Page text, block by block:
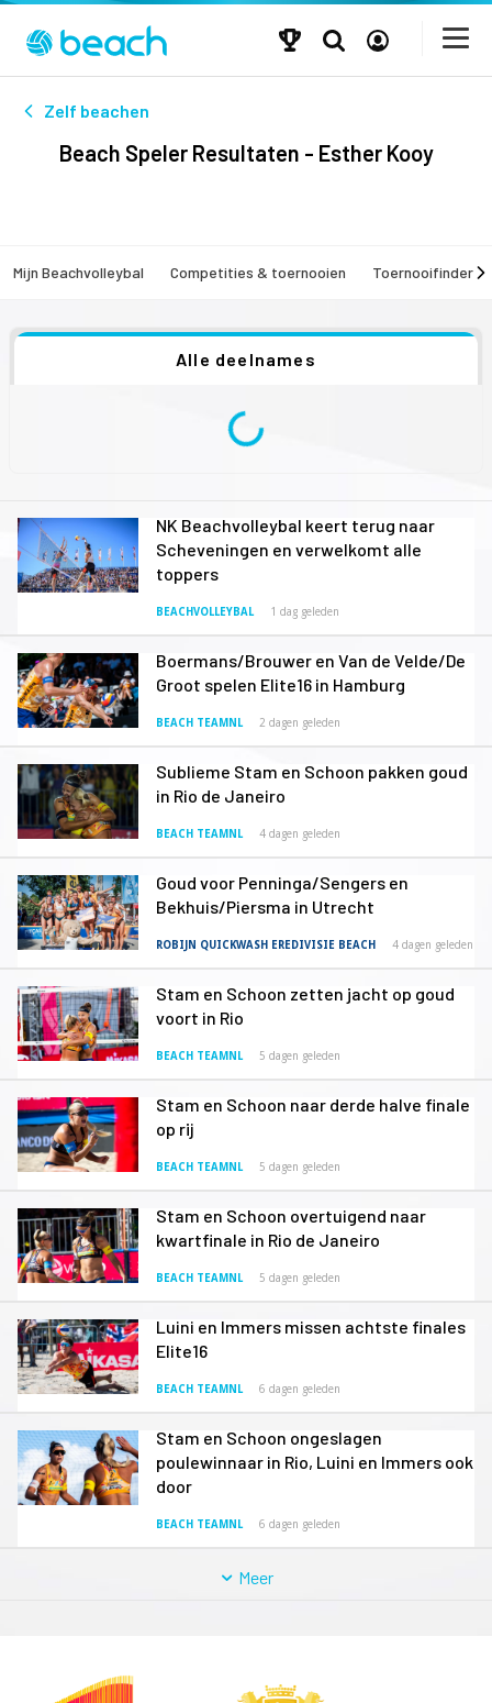
Zelf beachen
Beach Speler Resultaten - Esther Kooy
Mijn Beachvolleybal Competities & toernooien Toernooifinder
Alle deelnames
NK Beachvolleybal keert terug naar
Scheveningen en verwelkomt alle
toppers
BEACHVOLLEYBAL 1 dag geleden
Boermans/Brouwer en Van de Velde/De
Groot spelen Elite16 in Hamburg
BEACH TEAMNL 2 dagen geleden
Sublieme Stam en Schoon pakken goud
in Rio de Janeiro
BEACH TEAMNL 4 dagen geleden
Goud voor Penninga/Sengers en
Bekhuis/Piersma in Utrecht
ROBIJN QUICKWASH EREDIVISIE BEACH 4 dagen geleden
Stam en Schoon zetten jacht op goud
voort in Rio
BEACH TEAMNL 5 dagen geleden
Stam en Schoon naar derde halve finale
op rij
BEACH TEAMNL 5 dagen geleden
Stam en Schoon overtuigend naar
kwartfinale in Rio de Janeiro
BEACH TEAMNL 5 dagen geleden
Luini en Immers missen achtste finales
Elite16
BEACH TEAMNL 6 dagen geleden
Stam en Schoon ongeslagen
poulewinnaar in Rio, Luini en Immers ook
door
BEACH TEAMNL 6 dagen geleden
Meer